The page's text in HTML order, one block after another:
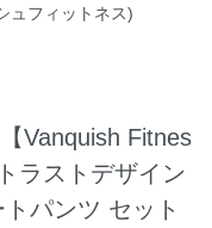
ュフィットネス)
Vanquish Fitnes
ラストデザイン
パンツ セット